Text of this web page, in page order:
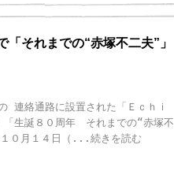
「それまでの“赤塚不二夫”」
連絡通路に設置された「Ｅｃｈｉ
「生誕８０周年 それまでの“赤塚不
０月１４日（ ...続きを読む